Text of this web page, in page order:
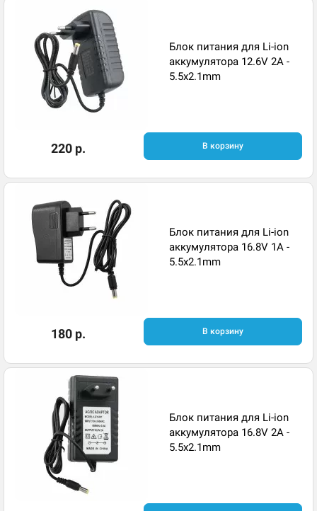
Блок питания для Li-ion
аккумулятора 12.6V 2A -
5.5x2.1mm
220 р. В корзину
Блок питания для Li-ion
аккумулятора 16.8V 1A -
5.5x2.1mm
180 р. В корзину
Блок питания для Li-ion
аккумулятора 16.8V 2A -
5.5x2.1mm